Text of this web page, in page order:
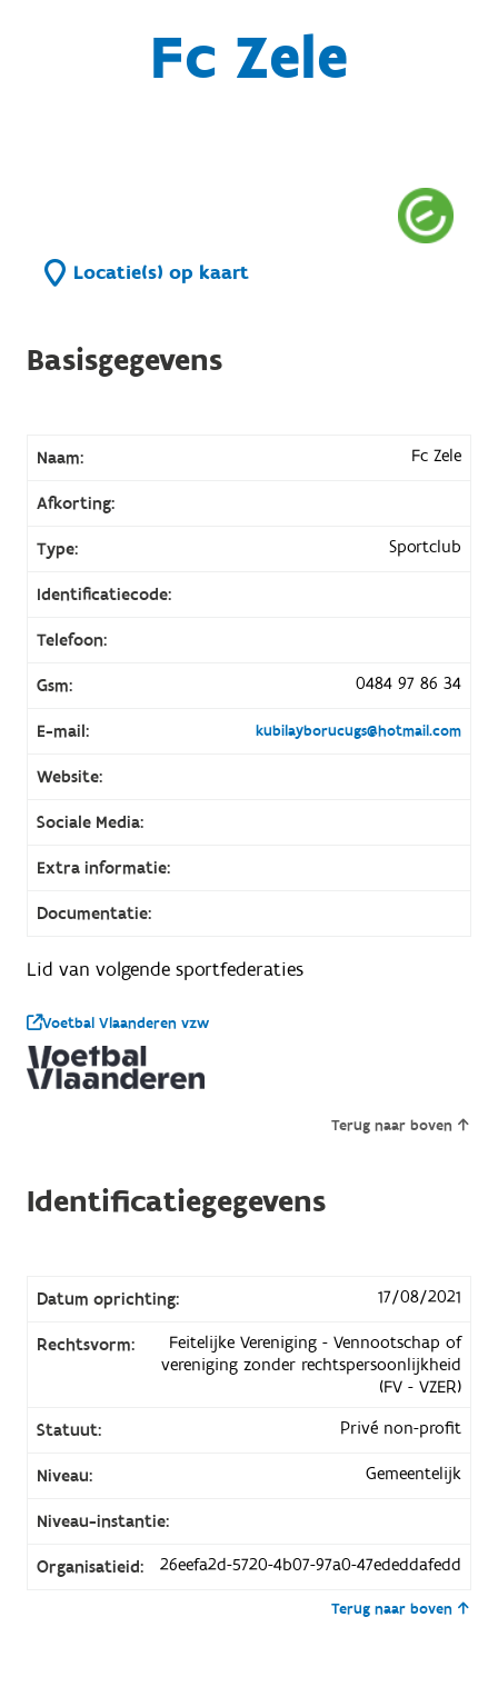
Fc Zele
Locatie(s) op kaart
Basisgegevens
Naam: Fc Zele
Afkorting:
Type: Sportclub
Identificatiecode:
Telefoon:
Gsm: 0484 97 86 34
E-mail: kubilayborucugs@hotmail.com
Website:
Sociale Media:
Extra informatie:
Documentatie:
Lid van volgende sportfederaties
Voetbal Vlaanderen vzw
Terug naar boven
Identificatiegegevens
Datum oprichting: 17/08/2021
Rechtsvorm:
Feitelijke Vereniging - Vennootschap of
vereniging zonder rechtspersoonlijkheid
(FV - VZER)
Statuut:
Privé non-profit
Niveau: Gemeentelijk
Niveau-instantie:
Organisatieid: 26eefa2d-5720-4b07-97a0-47ededdafedd
Terug naar boven